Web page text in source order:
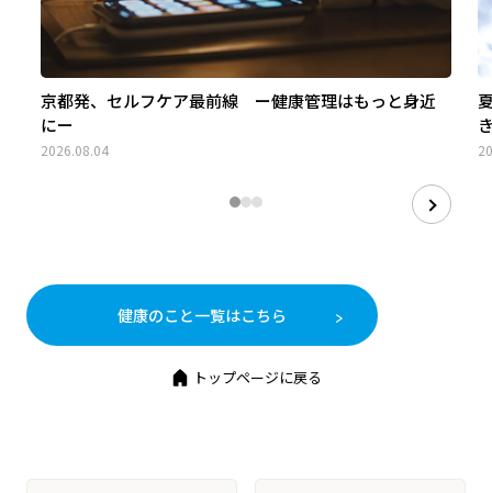
京都発、セルフケア最前線 ー健康管理はもっと身近
にー
2026.08.04
健康のこと一覧はこちら
トップページに戻る